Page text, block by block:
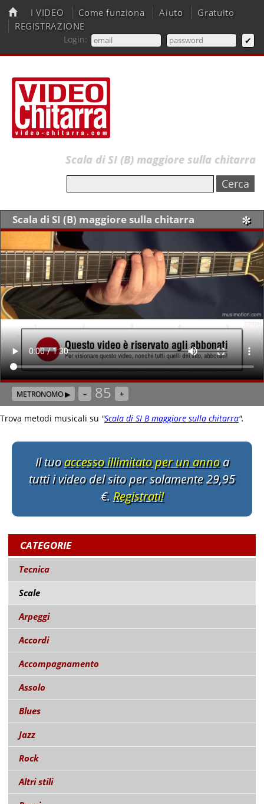
I VIDEO Come funziona Aiuto
Gratuito
REGISTRAZIONE
Login:
Scala di SI (B) maggiore sulla chitarra
Scala di SI (B) maggiore sulla chitarra ✼
METRONOMO ▶ – 85 +
Trova metodi musicali su "Scala di SI B maggiore sulla chitarra".
Il tuoaccesso illimitato per un annoa
tutti i video del sito per solamente 29,95
€. Registrati!
CATEGORIE
Tecnica
Scale
Arpeggi
Accordi
Accompagnamento
Assolo
Blues
Jazz
Rock
Altri stili